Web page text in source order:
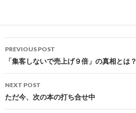
Post
navigation
PREVIOUS POST
「集客しないで売上げ９倍」の真相とは？
NEXT POST
ただ今、次の本の打ち合せ中